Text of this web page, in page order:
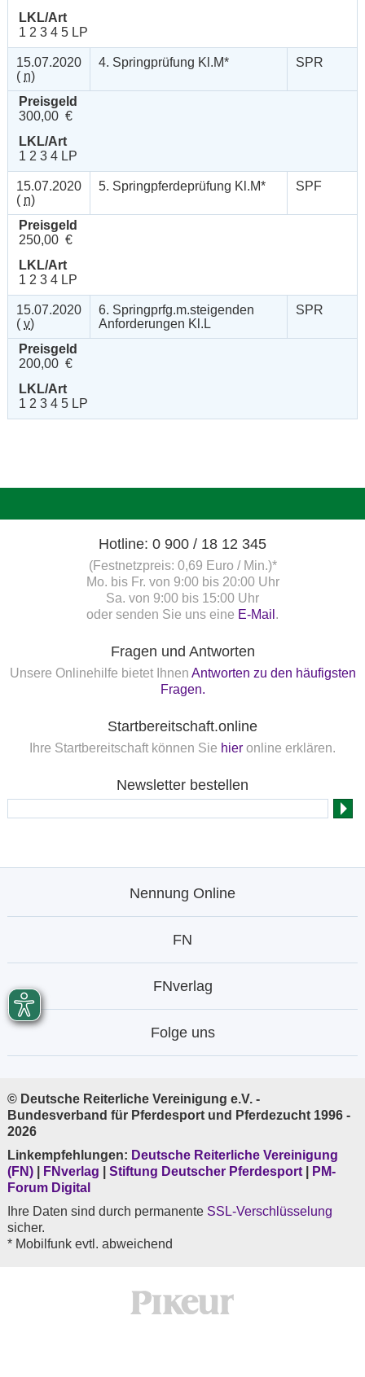
LKL/Art
1 2 3 4 5 LP
15.07.2020
( n)
4. Springprüfung Kl.M* SPR
Preisgeld
300,00 €
LKL/Art
1 2 3 4 LP
15.07.2020
( n)
5. Springpferdeprüfung Kl.M* SPF
Preisgeld
250,00 €
LKL/Art
1 2 3 4 LP
15.07.2020
( v)
6. Springprfg.m.steigenden
Anforderungen Kl.L
SPR
Preisgeld
200,00 €
LKL/Art
1 2 3 4 5 LP
Hotline: 0 900 / 18 12 345
(Festnetzpreis: 0,69 Euro / Min.)*
Mo. bis Fr. von 9:00 bis 20:00 Uhr
Sa. von 9:00 bis 15:00 Uhr
oder senden Sie uns eine E-Mail .
Fragen und Antworten
Unsere Onlinehilfe bietet Ihnen Antworten zu den häufigsten
Fragen.
Startbereitschaft.online
Ihre Startbereitschaft können Sie hier online erklären.
Newsletter bestellen
Nennung Online
FN
FNverlag
Folge uns
© Deutsche Reiterliche Vereinigung e.V. -
Bundesverband für Pferdesport und Pferdezucht 1996 -
2026
Linkempfehlungen: Deutsche Reiterliche Vereinigung
(FN)
FNverlag Stiftung Deutscher Pferdesport
PM-
Forum Digital
Ihre Daten sind durch permanente SSL-Verschlüsselung
sicher.
* Mobilfunk evtl. abweichend